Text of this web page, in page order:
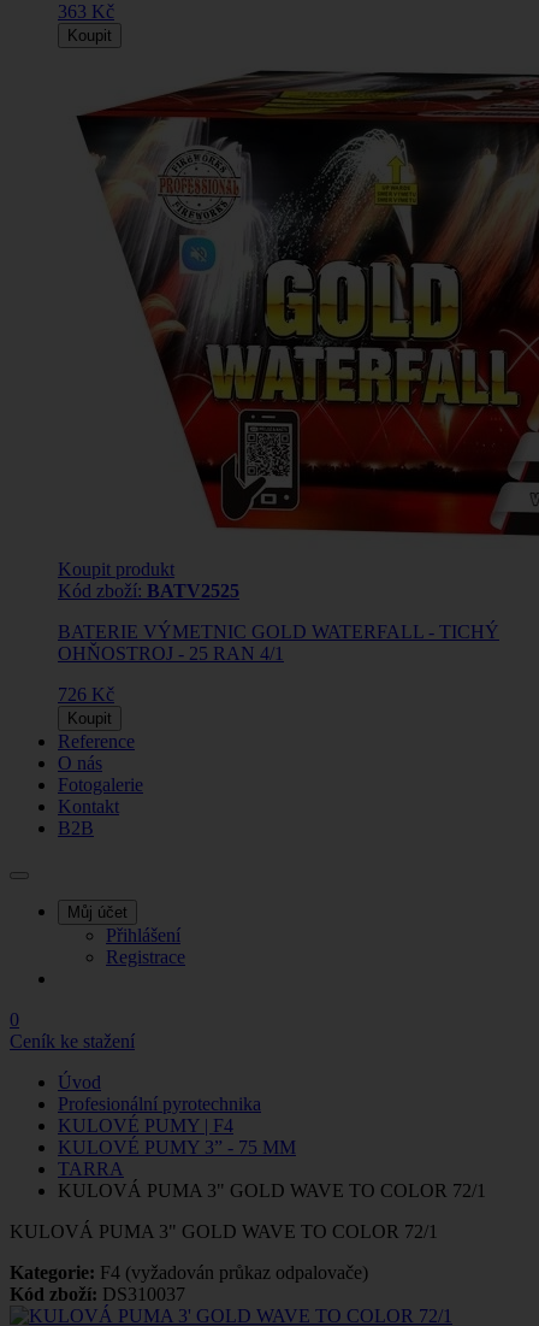
363 Kč
Koupit
Koupit produkt
Kód zboží: BATV2525
BATERIE VÝMETNIC GOLD WATERFALL - TICHÝ
OHŇOSTROJ - 25 RAN 4/1
726 Kč
Koupit
Reference
O nás
Fotogalerie
Kontakt
B2B
Můj účet
Přihlášení
Registrace
0
Ceník ke stažení
Úvod
Profesionální pyrotechnika
KULOVÉ PUMY | F4
KULOVÉ PUMY 3” - 75 MM
TARRA
KULOVÁ PUMA 3" GOLD WAVE TO COLOR 72/1
KULOVÁ PUMA 3" GOLD WAVE TO COLOR 72/1
Kategorie: F4 (vyžadován průkaz odpalovače)
Kód zboží: DS310037